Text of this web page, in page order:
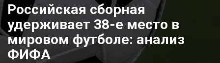
Российская сборная
удерживает 38-е место в
мировом футболе: анализ
ФИФА